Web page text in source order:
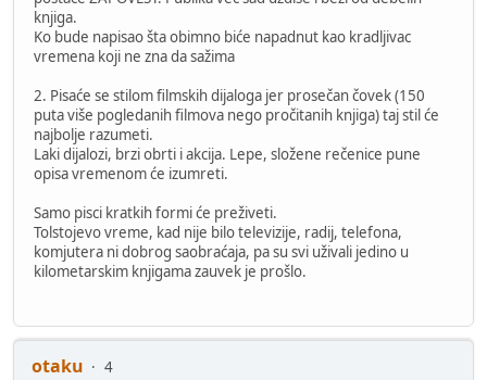
knjiga.
Ko bude napisao šta obimno biće napadnut kao kradljivac
vremena koji ne zna da sažima
2. Pisaće se stilom filmskih dijaloga jer prosečan čovek (150
puta više pogledanih filmova nego pročitanih knjiga) taj stil će
najbolje razumeti.
Laki dijalozi, brzi obrti i akcija. Lepe, složene rečenice pune
opisa vremenom će izumreti.
Samo pisci kratkih formi će preživeti.
Tolstojevo vreme, kad nije bilo televizije, radij, telefona,
komjutera ni dobrog saobraćaja, pa su svi uživali jedino u
kilometarskim knjigama zauvek je prošlo.
otaku
4